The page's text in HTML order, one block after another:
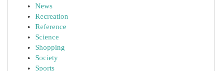
News
Recreation
Reference
Science
Shopping
Society
Sports